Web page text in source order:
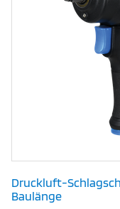
Druckluft-
Baulänge